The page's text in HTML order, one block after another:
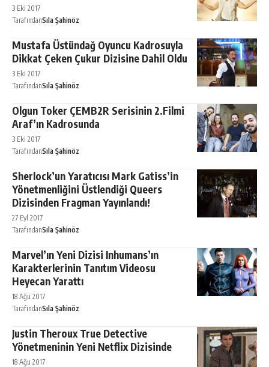
3 Eki 2017
TarafındanSıla Şahinöz
Mustafa Üstündağ Oyuncu Kadrosuyla
Dikkat Çeken Çukur Dizisine Dahil Oldu
3 Eki 2017
TarafındanSıla Şahinöz
Olgun Toker ÇEMB2R Serisinin 2.Filmi
Araf’ın Kadrosunda
3 Eki 2017
TarafındanSıla Şahinöz
Sherlock’un Yaratıcısı Mark Gatiss’in
Yönetmenliğini Üstlendiği Queers
Dizisinden Fragman Yayınlandı!
27 Eyl 2017
TarafındanSıla Şahinöz
Marvel’ın Yeni Dizisi Inhumans’ın
Karakterlerinin Tanıtım Videosu
Heyecan Yarattı
18 Ağu 2017
TarafındanSıla Şahinöz
Justin Theroux True Detective
Yönetmeninin Yeni Netflix Dizisinde
18 Ağu 2017